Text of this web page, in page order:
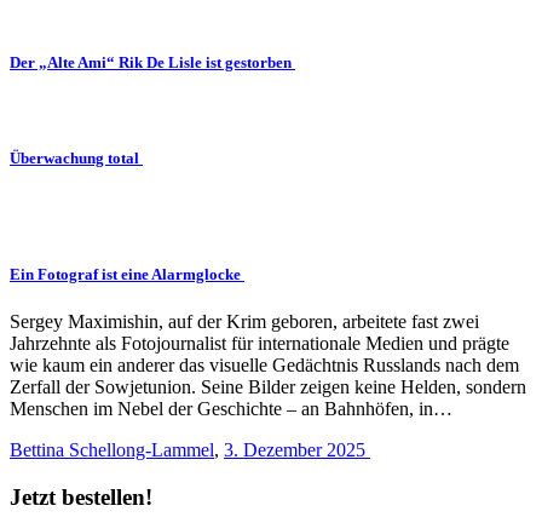
Der „Alte Ami“ Rik De Lisle ist gestorben
Überwachung total
Ein Fotograf ist eine Alarmglocke
Sergey Maximishin, auf der Krim geboren, arbeitete fast zwei
Jahrzehnte als Fotojournalist für internationale Medien und prägte
wie kaum ein anderer das visuelle Gedächtnis Russlands nach dem
Zerfall der Sowjetunion. Seine Bilder zeigen keine Helden, sondern
Menschen im Nebel der Geschichte – an Bahnhöfen, in…
Bettina Schellong-Lammel, 3. Dezember 2025
Jetzt bestellen!